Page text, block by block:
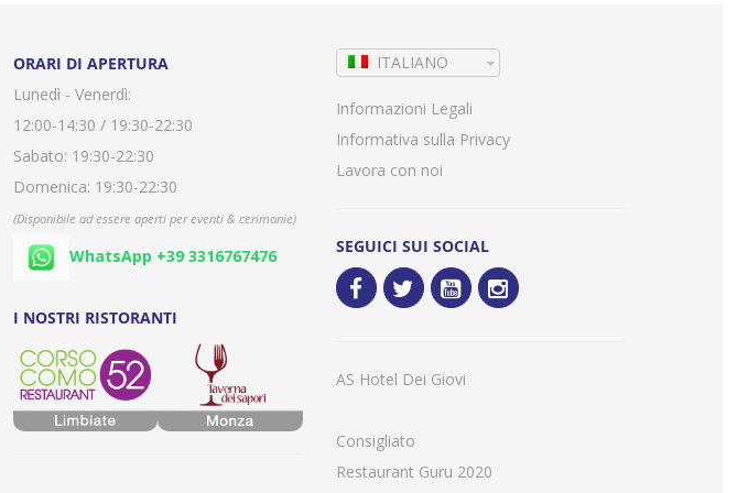
ORARI DI APERTURA
Lunedì - Venerdì:
12:00-14:30 / 19:30-22:30
Sabato: 19:30-22:30
Domenica: 19:30-22:30
(Disponibile ad essere aperti per eventi & cerimonie)
WhatsApp +39 3316767476
I NOSTRI RISTORANTI
ITALIANO
Informazioni Legali
Informativa sulla Privacy
Lavora con noi
SEGUICI SUI SOCIAL
AS Hotel Dei Giovi
Consigliato
Restaurant Guru 2020